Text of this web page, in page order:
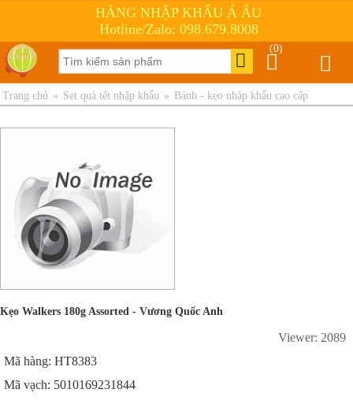
HÀNG NHẬP KHẨU Á ÂU
Hotline/Zalo: 098.679.8008
(0)
Trang chủ » Set quà tết nhập khẩu » Bánh - kẹo nhập khẩu cao cấp
Kẹo Walkers 180g Assorted - Vương Quốc Anh
Viewer: 2089
Mã hàng: HT8383
Mã vạch: 5010169231844